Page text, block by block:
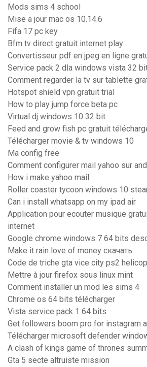
Mods sims 4 school
Mise a jour mac os 10.14.6
Fifa 17 pc key
Bfm tv direct gratuit internet play
Convertisseur pdf en jpeg en ligne
Service pack 2 dla windows vista 32
Comment regarder la tv sur tablette
Hotspot shield vpn gratuit trial
How to play jump force beta pc
Virtual dj windows 10 32 bit
Feed and grow fish pc gratuit
Télécharger movie & tv windows 10
Ma config free
Comment configurer mail yahoo sur
How i make yahoo mail
Roller coaster tycoon windows 10
Can i install whatsapp on my ipad air
Application pour ecouter musique
internet
Google chrome windows 7 64 bits
Make it rain love of money скачать
Code de triche gta vice city ps2
Mettre à jour firefox sous linux mint
Comment installer un mod les sims 4
Chrome os 64 bits télécharger
Vista service pack 1 64 bits
Get followers boom pro for instagram
Télécharger microsoft defender
A clash of kings game of thrones
Gta 5 secte altruiste mission